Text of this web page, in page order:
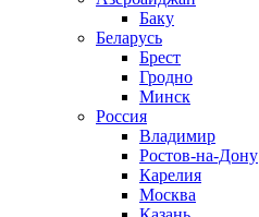
Баку
Беларусь
Брест
Гродно
Минск
Россия
Владимир
Ростов-на-Дону
Карелия
Москва